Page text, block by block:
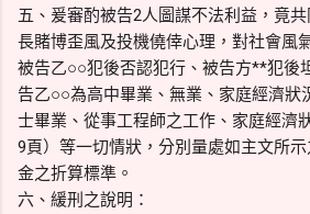
五、爰審酌被告2人圖謀不法利益，竟
長賭博歪風及投機僥倖心理，對社會風
被告乙○○犯後否認犯行、被告方**犯後
告乙○○為高中畢業、無業、家庭經濟狀
士畢業、從事工程師之工作、家庭經濟
9頁）等一切情狀，分別量處如主文所
金之折算標準。
六、緩刑之說明：